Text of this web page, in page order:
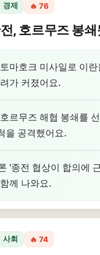
경제 🔥 76
, 호르무즈 봉
마호크 미사일로 이
가 커졌어요.
르무즈 해협 봉쇄를
을 공격했어요.
'종전 협상이 합의에
께 나와요.
사회 🔥 74